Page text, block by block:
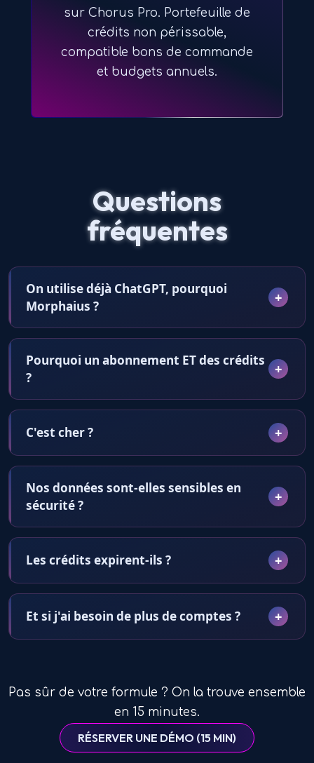
sur Chorus Pro. Portefeuille de
crédits non périssable,
compatible bons de commande
et budgets annuels.
Questions
fréquentes
On utilise déjà ChatGPT, pourquoi
Morphaius ?
Pourquoi un abonnement ET des crédits
?
C'est cher ?
Nos données sont-elles sensibles en
sécurité ?
Les crédits expirent-ils ?
Et si j'ai besoin de plus de comptes ?
Pas sûr de votre formule ? On la trouve ensemble
en 15 minutes.
RÉSERVER UNE DÉMO (15 MIN)